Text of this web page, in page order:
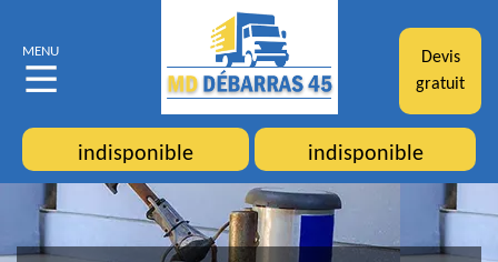
MENU
Devis
gratuit
indisponible indisponible